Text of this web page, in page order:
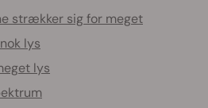
strækker sig for meget
lys
lys